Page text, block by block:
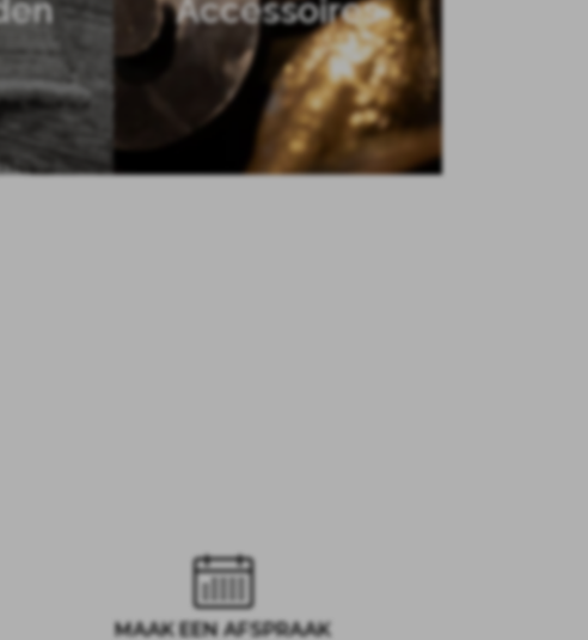
Accessoires
MAAK EEN AFSPRAAK